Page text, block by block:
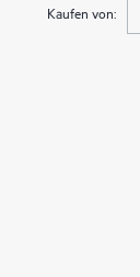
Kaufen von: